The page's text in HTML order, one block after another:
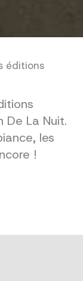
éditions
De La Nuit.
les
!